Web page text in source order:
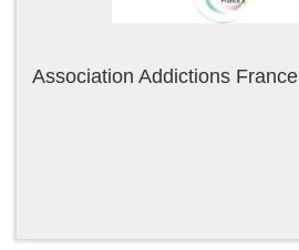
Association Addictions France